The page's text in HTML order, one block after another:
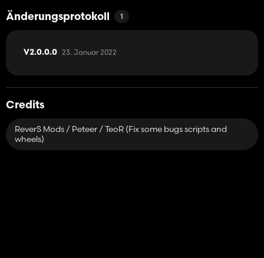
Änderungsprotokoll 1
V2.0.0.0 23. Januar 2022
Credits
ReverS Mods / Peteer / TeoR (Fix some bugs scripts and
wheels)